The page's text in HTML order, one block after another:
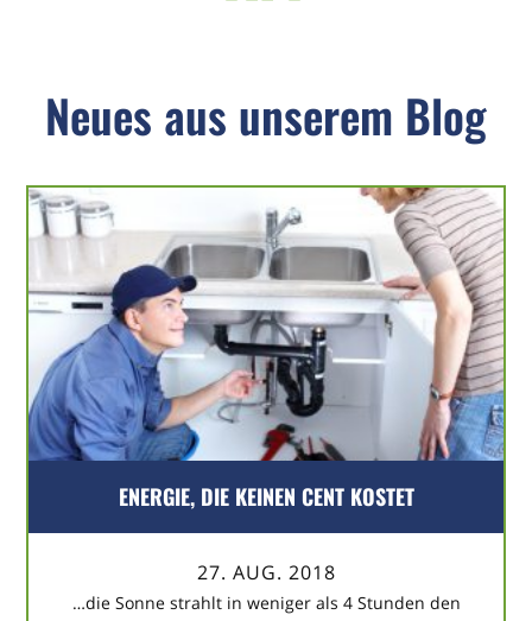
Neues aus unserem Blog
ENERGIE, DIE KEINEN CENT KOSTET
27. AUG. 2018
…die Sonne strahlt in weniger als 4 Stunden den